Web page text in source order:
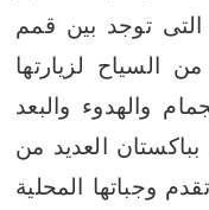
توجد بين قمم
السياح لزيارتها
والهدوء والبعد
بباكستان العديد من
وجباتها المحلية